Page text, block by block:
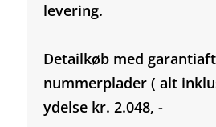
levering.
Detailkøb med
nummerplader ( alt
ydelse kr. 2.048, -